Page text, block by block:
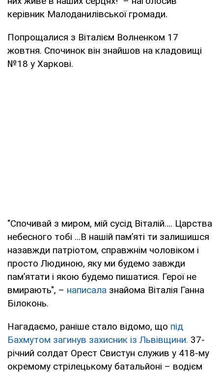
керівник Малоданилівської громади.
Попрощалися з Віталієм Волненком 17
жовтня. Спочинок він знайшов на кладовищі
№18 у Харкові.
"Спочивай з миром, мій сусід Віталій…. Царства
небесного тобі …В нашій памʼяті ти залишишся
назавжди патріотом, справжнім чоловіком і
просто Людиною, яку ми будемо завжди
памʼятати і якою будемо пишатися. Герої не
вмирають", – написала знайома Віталія Ганна
Білоконь.
Нагадаємо, раніше стало відомо, що під
Бахмутом загинув захисник із Львівщини. 37-
річний солдат Орест Свистун служив у 418-му
окремому стрілецькому батальйоні – водієм